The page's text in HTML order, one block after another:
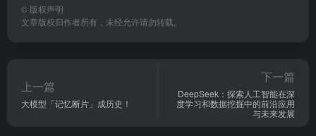
© 版权声明
文章版权归作者所有，未经允许请勿转载。
上一篇
大模型「记忆断片」成历史！
下一篇
DeepSeek：探索人工智能在深
度学习和数据挖掘中的前沿应用
与未来发展